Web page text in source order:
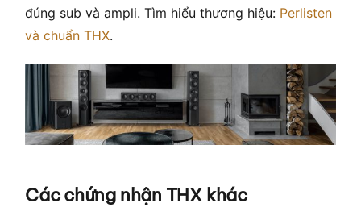
đúng sub và ampli. Tìm hiểu thương hiệu: Perlisten
và chuẩn THX.
Các chứng nhận THX khác